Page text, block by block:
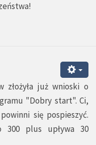
złożyła już wnioski o
"Dobry start". Ci,
się pospieszyć.
300 plus upływa 30